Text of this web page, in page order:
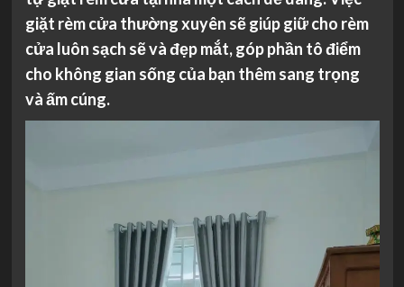
giặt rèm cửa thường xuyên sẽ giúp giữ cho rèm
cửa luôn sạch sẽ và đẹp mắt, góp phần tô điểm
cho không gian sống của bạn thêm sang trọng
và ấm cúng.